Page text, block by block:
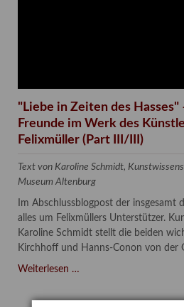
"Liebe in Zeiten des Hasses"
Freunde im Werk des
Felixmüller (Part III/III)
Text von Karoline Schmidt,
Museum Altenburg
Im Abschlussblogpost der insgesamt
alles um Felixmüllers Unterstützer.
Karoline Schmidt stellt die beiden
Kirchhoff und Hanns-Conon von der
Weiterlesen …"Liebe
Zeiten